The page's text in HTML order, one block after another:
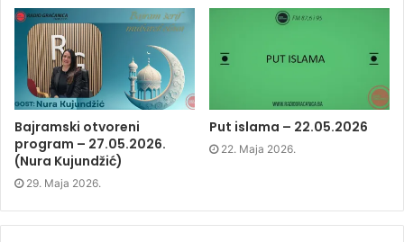
w
w
i
n
d
o
w
)
w
i
n
d
o
w
)
w
w
i
o
w
)
Bajramski otvoreni
program – 27.05.2026.
(Nura Kujundžić)
29. Maja 2026.
Put islama – 22.05.2026
22. Maja 2026.